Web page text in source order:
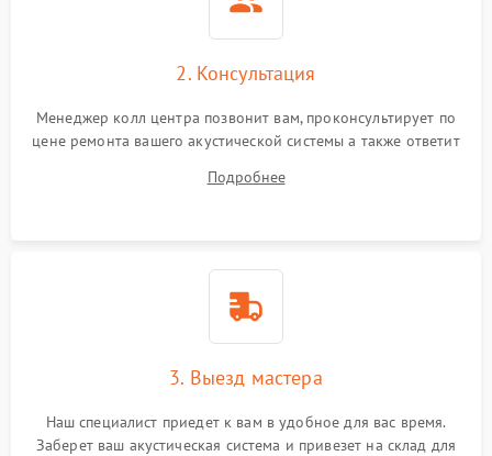
2. Консультация
Менеджер колл центра позвонит вам, проконсультирует по
цене ремонта вашего акустической системы а также ответит
Подробнее
3. Выезд мастера
Наш специалист приедет к вам в удобное для вас время.
Заберет ваш акустическая система и привезет на склад для